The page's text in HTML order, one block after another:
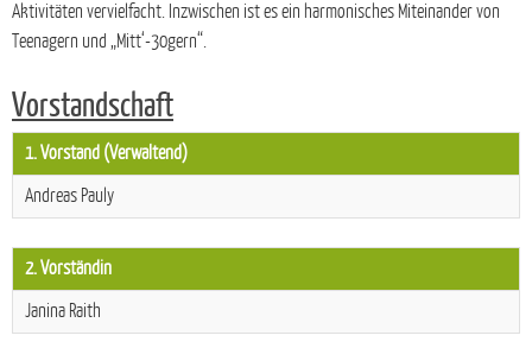
Aktivitäten vervielfacht. Inzwischen ist es ein harmonisches Miteinander von
Teenagern und „Mitt‘-30gern“.
Vorstandschaft
1. Vorstand (Verwaltend)
Andreas Pauly
2. Vorständin
Janina Raith